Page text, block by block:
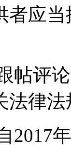
者应
帖评
法律
2017